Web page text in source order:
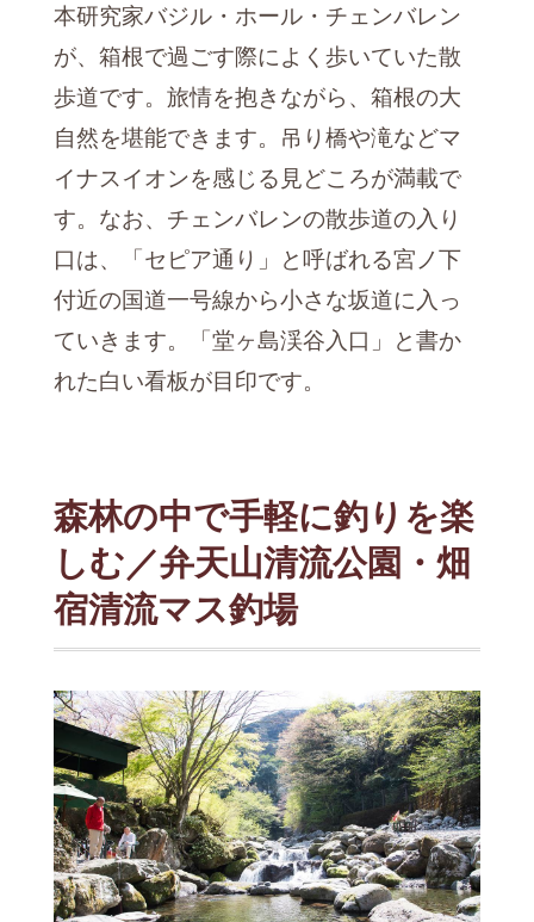
本研究家バジル・ホール・チェンバレン
が、箱根で過ごす際によく歩いていた散
歩道です。旅情を抱きながら、箱根の大
自然を堪能できます。吊り橋や滝などマ
イナスイオンを感じる見どころが満載で
す。なお、チェンバレンの散歩道の入り
口は、「セピア通り」と呼ばれる宮ノ下
付近の国道一号線から小さな坂道に入っ
ていきます。「堂ヶ島渓谷入口」と書か
れた白い看板が目印です。
森林の中で手軽に釣りを楽
しむ／弁天山清流公園・畑
宿清流マス釣場